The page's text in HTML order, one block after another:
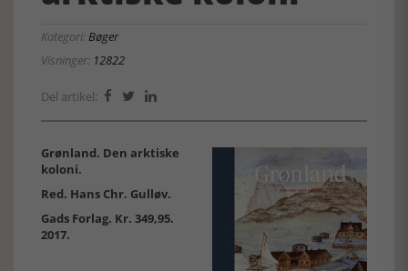
Kategori:Bøger
Visninger: 12822
Del artikel:   
Grønland. Den arktiske
koloni.
Red. Hans Chr. Gulløv.
Gads Forlag. Kr. 349,95.
2017.